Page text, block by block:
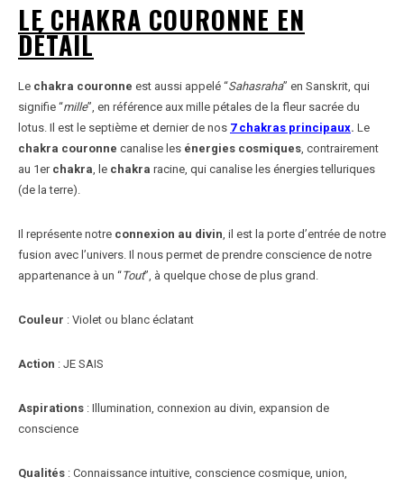
LE CHAKRA COURONNE EN
DÉTAIL
Le chakra couronne est aussi appelé “Sahasraha” en Sanskrit, qui
signifie “mille”, en référence aux mille pétales de la fleur sacrée du
lotus. Il est le septième et dernier de nos 7 chakras principaux. Le
chakra couronne canalise les énergies cosmiques, contrairement
au 1er chakra, le chakra racine, qui canalise les énergies telluriques
(de la terre).
Il représente notre connexion au divin, il est la porte d’entrée de notre
fusion avec l’univers. Il nous permet de prendre conscience de notre
appartenance à un “Tout”, à quelque chose de plus grand.
Couleur : Violet ou blanc éclatant
Action : JE SAIS
Aspirations : Illumination, connexion au divin, expansion de
conscience
Qualités : Connaissance intuitive, conscience cosmique, union,